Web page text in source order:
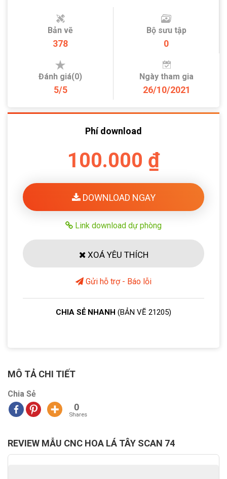
Bản vẽ
378
Bộ sưu tập
0
Đánh giá(0)
5/5
Ngày tham gia
26/10/2021
Phí download
100.000 ₫
DOWNLOAD NGAY
Link download dự phòng
XOÁ YÊU THÍCH
Gửi hỗ trợ - Báo lỗi
CHIA SẺ NHANH (BẢN VẼ 21205)
MÔ TẢ CHI TIẾT
Chia Sẻ
0
Shares
REVIEW MẪU CNC HOA LÁ TÂY SCAN 74